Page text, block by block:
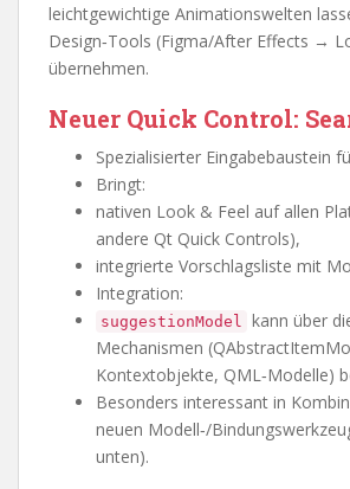
leichtgewichtige Animationswelten
Design‑Tools (Figma/After Effects →
übernehmen.
Neuer Quick Control:
Spezialisierter Eingabebaustein
Bringt:
nativen Look & Feel auf allen
andere Qt Quick Controls),
integrierte Vorschlagsliste mit
Integration:
suggestionModel kann über
Mechanismen
Kontextobjekte, QML‑Modelle)
Besonders interessant in
neuen Modell‑/
unten).